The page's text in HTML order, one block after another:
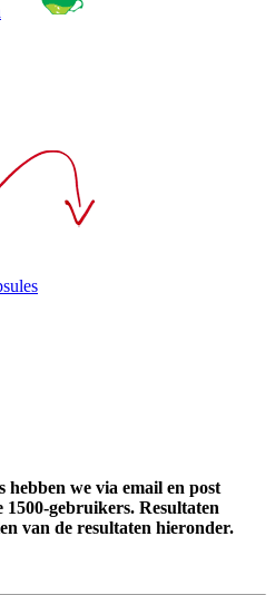
hebben we via email en post
gebruikers. Resultaten
van de resultaten hieronder.